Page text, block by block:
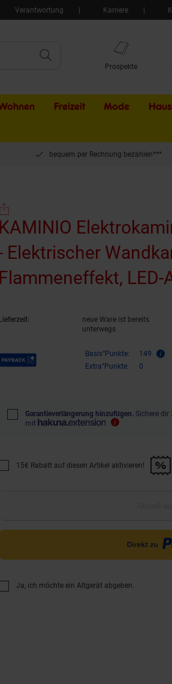
Verantwortung Karriere
Prospekte
Freizeit Mode
bequem per Rechnung bezahlen***
KAMINIO
Elektrischer
Flammeneffekt,
Lieferzeit:
neue Ware ist bereits
unterwegs
Punkte Basis°Punkte:
149
Extra°Punkte:
0
Garantieverlängerung hinzufügen. Sichere
mit
Promotion "15€ Rabatt auf diesen Artikel
15€ Rabatt auf diesen Artikel aktivieren!
Ja, ich möchte ein Altgerät abgeben.